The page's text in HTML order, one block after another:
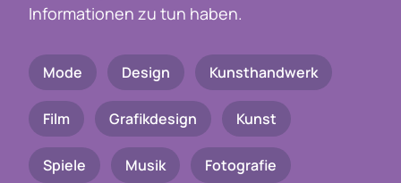
Informationen zu tun haben.
Mode Design Kunsthandwerk
Film Grafikdesign Kunst
Spiele Musik Fotografie